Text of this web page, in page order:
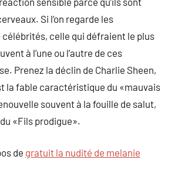
Si l’on regarde les
celle qui défraient le plus
à l’une ou l’autre de ces
Prenez la déclin de Charlie Sheen,
la fable caractéristique du «mauvais
souvent à la fouille de salut,
«Fils prodigue».
de gratuit la nudité de melanie